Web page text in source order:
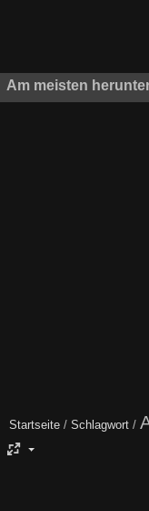
Am meisten
Startseite / Schlagwort /